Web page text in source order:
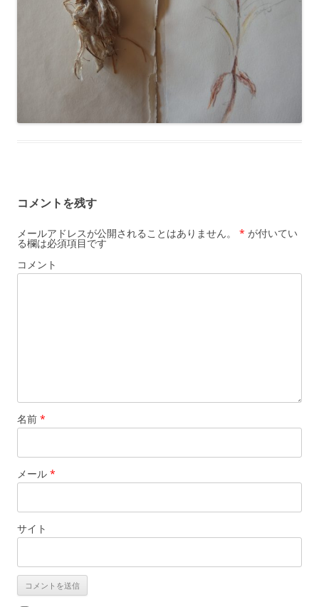
コメントを残す
メールアドレスが公開されることはありません。 * が付いてい
る欄は必須項目です
コメント
名前 *
メール *
サイト